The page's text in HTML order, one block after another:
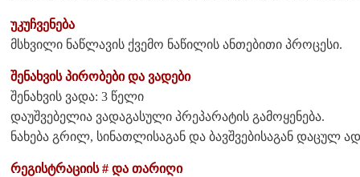
უკუჩვენება
მსხვილი ნაწლავის ქვემო ნაწილის ანთებითი პროცესი.
შენახვის პირობები და ვადები
შენახვის ვადა: 3 წელი
დაუშვებელია ვადაგასული პრეპარატის გამოყენება.
ნახება გრილ, სინათლისაგან და ბავშვებისაგან დაცულ
რეგისტრაციის # და თარიღი